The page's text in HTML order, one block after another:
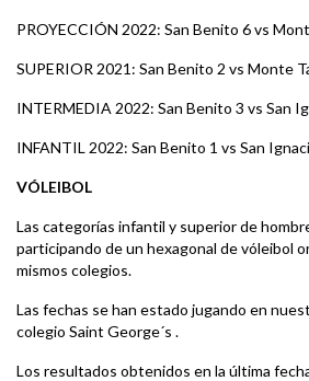
PROYECCIÓN 2022: San Benito 6 vs
SUPERIOR 2021: San Benito 2 vs Monte
INTERMEDIA 2022: San Benito 3 vs San
INFANTIL 2022: San Benito 1 vs San
VÓLEIBOL
Las categorías infantil y superior de
participando de un hexagonal de vóleibol
mismos colegios.
Las fechas se han estado jugando en
colegio Saint George´s .
Los resultados obtenidos en la última